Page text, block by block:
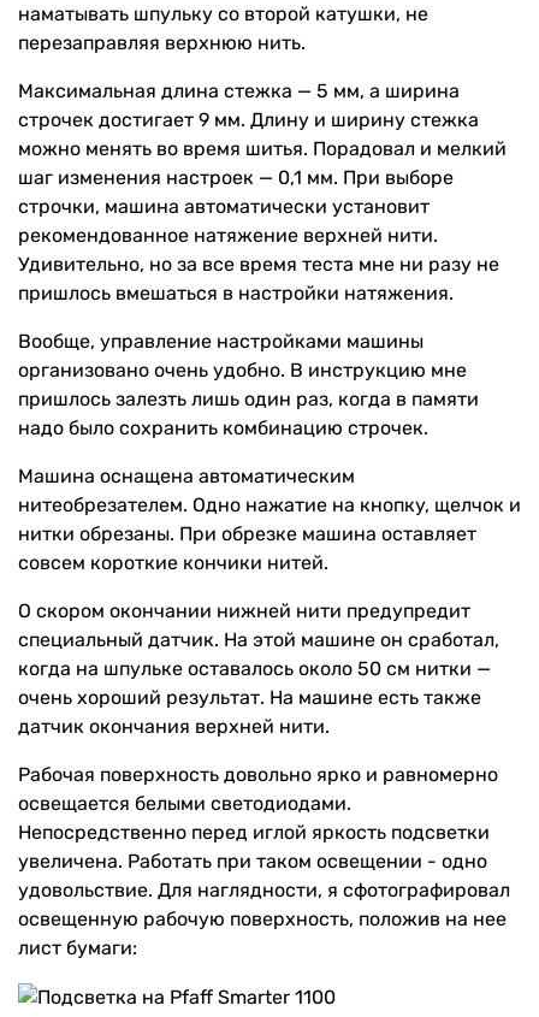
наматывать шпульку со второй катушки, не
перезаправляя верхнюю нить.
Максимальная длина стежка — 5 мм, а ширина
строчек достигает 9 мм. Длину и ширину стежка
можно менять во время шитья. Порадовал и мелкий
шаг изменения настроек — 0,1 мм. При выборе
строчки, машина автоматически установит
рекомендованное натяжение верхней нити.
Удивительно, но за все время теста мне ни разу не
пришлось вмешаться в настройки натяжения.
Вообще, управление настройками машины
организовано очень удобно. В инструкцию мне
пришлось залезть лишь один раз, когда в памяти
надо было сохранить комбинацию строчек.
Машина оснащена автоматическим
нитеобрезателем. Одно нажатие на кнопку, щелчок и
нитки обрезаны. При обрезке машина оставляет
совсем короткие кончики нитей.
О скором окончании нижней нити предупредит
специальный датчик. На этой машине он сработал,
когда на шпульке оставалось около 50 см нитки —
очень хороший результат. На машине есть также
датчик окончания верхней нити.
Рабочая поверхность довольно ярко и равномерно
освещается белыми светодиодами.
Непосредственно перед иглой яркость подсветки
увеличена. Работать при таком освещении - одно
удовольствие. Для наглядности, я сфотографировал
освещенную рабочую поверхность, положив на нее
лист бумаги: